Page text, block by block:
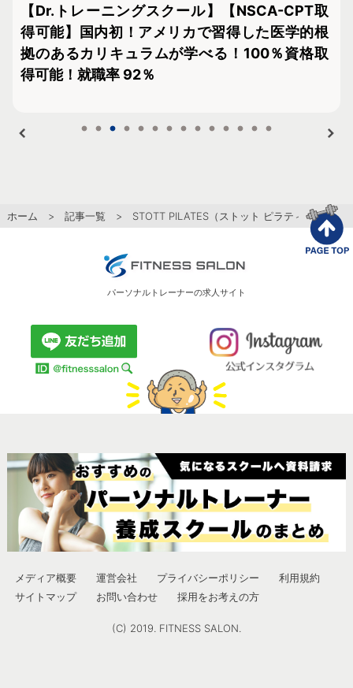
【Dr.トレーニングスクール】【NSCA-CPT取
得可能】国内初！アメリカで習得した医学的根
拠のあるカリキュラムが学べる！100％資格取
得可能！就職率 92％
ホーム > 記事一覧 > STOTT PILATES（ストット ピラティス）資格
パーソナルトレーナーの求人サイト
メディア概要 運営会社 プライバシーポリシー
利用規約
サイトマップ
お問い合わせ 採用をお考えの方
(C) 2019. FITNESS SALON.